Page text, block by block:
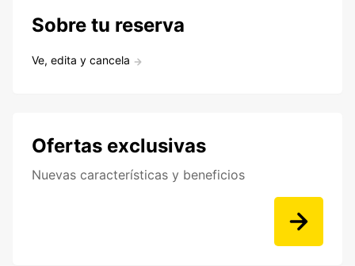
Sobre tu reserva
Ve, edita y cancela
Ofertas exclusivas
Nuevas características y beneficios